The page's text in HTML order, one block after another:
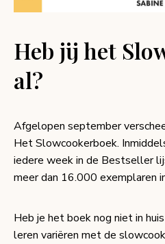
Heb jij het
al?
Afgelopen september
Het Slowcookerboek.
iedere week in de Bestseller
meer dan 16.000 exemplaren
Heb je het boek nog niet in
leren variëren met de